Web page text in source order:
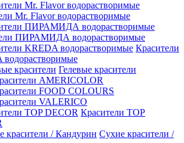
Mr. Flavor водорастворимые
ПИРАМИДА водорастворимые
Красители
водорастворимые
Гелевые красители
AMERICOLOR
FOOD COLOURS
VALERICO
Красители TOP
Сухие красители /